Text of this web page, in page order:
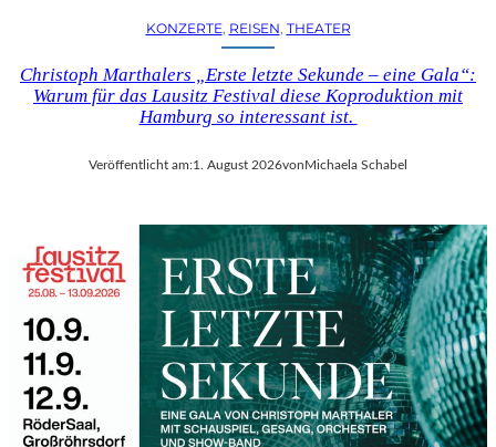
KONZERTE, REISEN, THEATER
Christoph Marthalers „Erste letzte Sekunde – eine Gala“:
Warum für das Lausitz Festival diese Koproduktion mit
Hamburg so interessant ist.
Veröffentlicht am:1. August 2026von Michaela Schabel